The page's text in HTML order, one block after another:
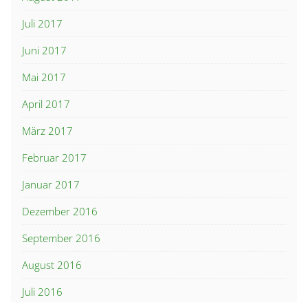
Juli 2017
Juni 2017
Mai 2017
April 2017
März 2017
Februar 2017
Januar 2017
Dezember 2016
September 2016
August 2016
Juli 2016